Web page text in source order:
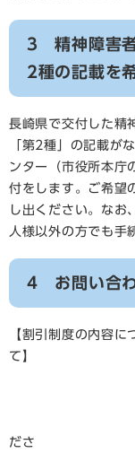
3 精神障害者
2種の記載を
長崎県で交付した精
「第2種」の記載が
ンター（市役所本庁
付をします。ご希望
し出ください。なお
人様以外の方でも手
4 お問い合
【割引制度の内容に
JRまたは各
ださ